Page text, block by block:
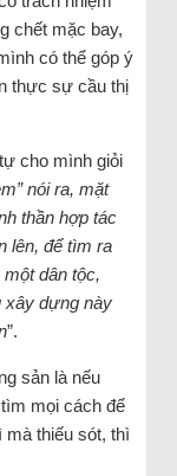
chết mặc bay,
có thể góp ý
thực sự cầu thị
cho mình giỏi
nói ra, mặt
thần hợp tác
lên, để tìm ra
dân tộc,
xây dựng này
”.
sản là nếu
mọi cách để
mà thiếu sót, thì